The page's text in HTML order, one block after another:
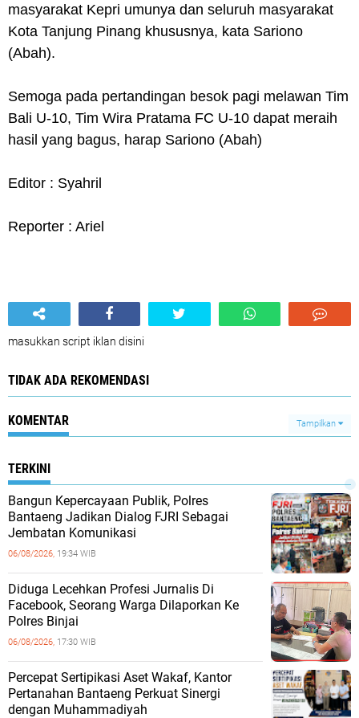
masyarakat Kepri umunya dan seluruh masyarakat
Kota Tanjung Pinang khususnya, kata Sariono
(Abah).
Semoga pada pertandingan besok pagi melawan Tim
Bali U-10, Tim Wira Pratama FC U-10 dapat meraih
hasil yang bagus, harap Sariono (Abah)
Editor : Syahril
Reporter : Ariel
masukkan script iklan disini
TIDAK ADA REKOMENDASI
KOMENTAR Tampilkan
TERKINI
Bangun Kepercayaan Publik, Polres
Bantaeng Jadikan Dialog FJRI Sebagai
Jembatan Komunikasi
06/08/2026, 19:34 WIB
Diduga Lecehkan Profesi Jurnalis Di
Facebook, Seorang Warga Dilaporkan Ke
Polres Binjai
06/08/2026, 17:30 WIB
Percepat Sertipikasi Aset Wakaf, Kantor
Pertanahan Bantaeng Perkuat Sinergi
dengan Muhammadiyah